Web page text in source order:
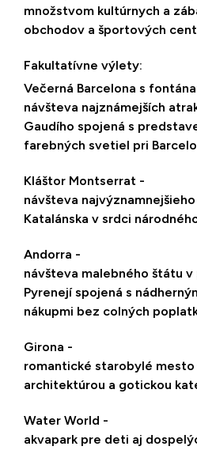
množstvom kultúrnych a
obchodov a športových
Fakultatívne výlety:
Večerná Barcelona s
návšteva najznámejších
Gaudího spojená s
farebných svetiel pri
Kláštor Montserrat -
návšteva
Katalánska v srdci
Andorra -
návšteva malebného štátu
Pyrenejí spojená s
nákupmi bez colných
Girona -
romantické starobylé mesto
architektúrou a gotickou
Water World -
akvapark pre deti aj